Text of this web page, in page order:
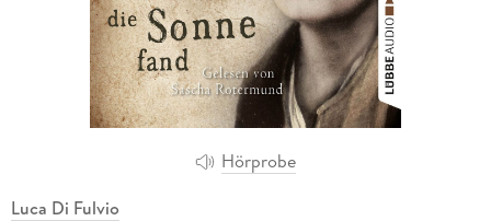
Hörprobe
Luca Di Fulvio